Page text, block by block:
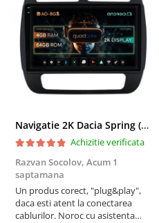
Navigatie 2K Dacia Spring (2021- Prezent), Android, S-Quadcore / 4GB RAM + 64GB ROM, 9.5 Inch - AD-BGS90042K+AD-BGRKIT366V4s
Achizitie verificata
Razvan Socolov, Acum 1
saptamana
Un produs corect, "plug&play",
daca esti atent la conectarea
cablurilor. Noroc cu asistenta